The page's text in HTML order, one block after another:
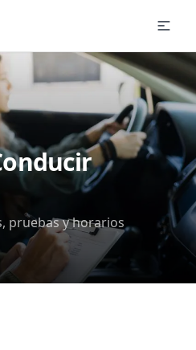
pruebas y horarios